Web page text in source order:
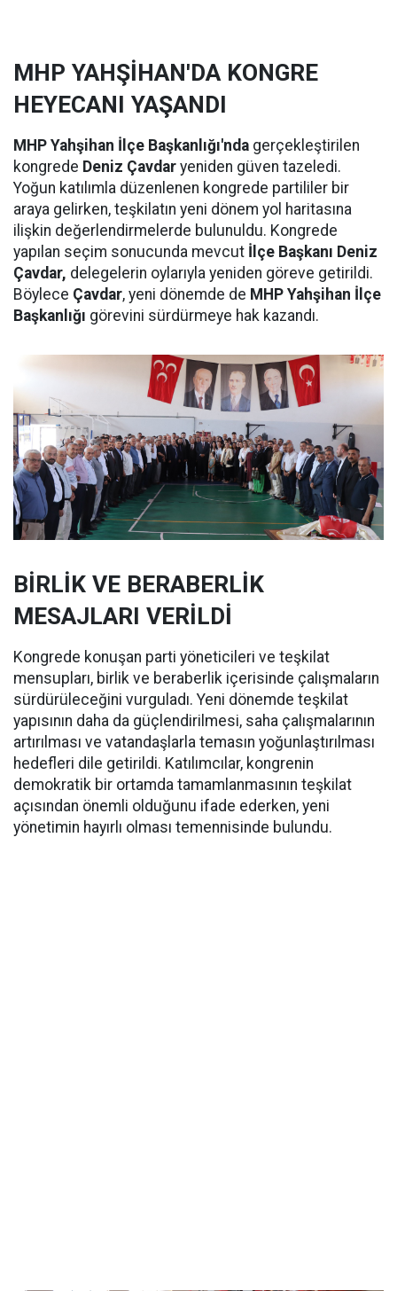
MHP YAHŞİHAN'DA KONGRE
HEYECANI YAŞANDI
MHP Yahşihan İlçe Başkanlığı'nda gerçekleştirilen
kongrede Deniz Çavdar yeniden güven tazeledi.
Yoğun katılımla düzenlenen kongrede partililer bir
araya gelirken, teşkilatın yeni dönem yol haritasına
ilişkin değerlendirmelerde bulunuldu. Kongrede
yapılan seçim sonucunda mevcut İlçe Başkanı Deniz
Çavdar, delegelerin oylarıyla yeniden göreve getirildi.
Böylece Çavdar, yeni dönemde de MHP Yahşihan İlçe
Başkanlığı görevini sürdürmeye hak kazandı.
BİRLİK VE BERABERLİK
MESAJLARI VERİLDİ
Kongrede konuşan parti yöneticileri ve teşkilat
mensupları, birlik ve beraberlik içerisinde çalışmaların
sürdürüleceğini vurguladı. Yeni dönemde teşkilat
yapısının daha da güçlendirilmesi, saha çalışmalarının
artırılması ve vatandaşlarla temasın yoğunlaştırılması
hedefleri dile getirildi. Katılımcılar, kongrenin
demokratik bir ortamda tamamlanmasının teşkilat
açısından önemli olduğunu ifade ederken, yeni
yönetimin hayırlı olması temennisinde bulundu.